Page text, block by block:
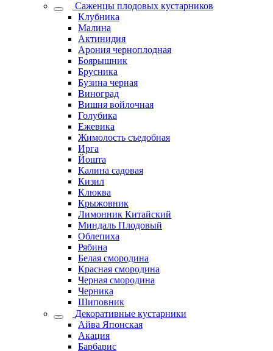
Саженцы плодовых кустарников
Клубника
Малина
Актинидия
Арония черноплодная
Боярышник
Брусника
Бузина черная
Виноград
Вишня войлочная
Голубика
Ежевика
Жимолость съедобная
Ирга
Йошта
Калина садовая
Кизил
Клюква
Крыжовник
Лимонник Китайский
Миндаль Плодовый
Облепиха
Рябина
Белая смородина
Красная смородина
Черная смородина
Черника
Шиповник
Декоративные кустарники
Айва Японская
Акация
Барбарис